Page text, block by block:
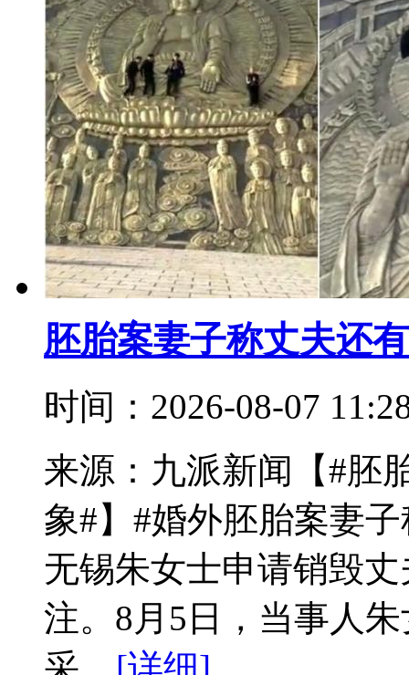
胚胎案妻子称丈夫还
时间：2026-08-07
来源：九派新闻【#胚
象#】#婚外胚胎案妻
无锡朱女士申请销毁
注。8月5日，当事人